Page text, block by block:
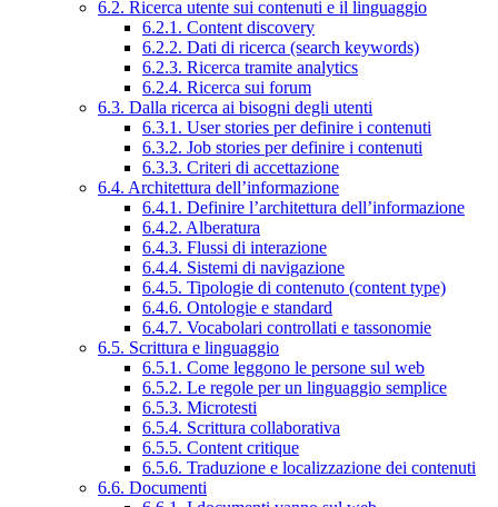
6.2. Ricerca utente sui contenuti e il linguaggio
6.2.1. Content discovery
6.2.2. Dati di ricerca (search keywords)
6.2.3. Ricerca tramite analytics
6.2.4. Ricerca sui forum
6.3. Dalla ricerca ai bisogni degli utenti
6.3.1. User stories per definire i contenuti
6.3.2. Job stories per definire i contenuti
6.3.3. Criteri di accettazione
6.4. Architettura dell’informazione
6.4.1. Definire l’architettura dell’informazione
6.4.2. Alberatura
6.4.3. Flussi di interazione
6.4.4. Sistemi di navigazione
6.4.5. Tipologie di contenuto (content type)
6.4.6. Ontologie e standard
6.4.7. Vocabolari controllati e tassonomie
6.5. Scrittura e linguaggio
6.5.1. Come leggono le persone sul web
6.5.2. Le regole per un linguaggio semplice
6.5.3. Microtesti
6.5.4. Scrittura collaborativa
6.5.5. Content critique
6.5.6. Traduzione e localizzazione dei contenuti
6.6. Documenti